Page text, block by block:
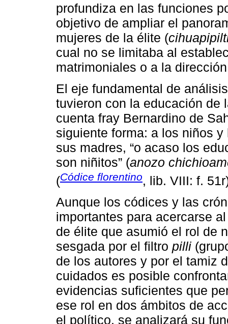
profundiza en las funciones
objetivo de ampliar el
mujeres de la élite (
cual no se limitaba al
matrimoniales o a la
El eje fundamental de
tuvieron con la educación de
cuenta fray Bernardino de
siguiente forma: a los niños
sus madres, “o acaso los
son niñitos” (anozo
(Códice florentino, lib. VIII: f.
Aunque los códices y las
importantes para acercarse
de élite que asumió el rol de
sesgada por el filtro pilli
de los autores y por el tamiz
cuidados es posible
evidencias suficientes que
ese rol en dos ámbitos de
el político, se analizará su